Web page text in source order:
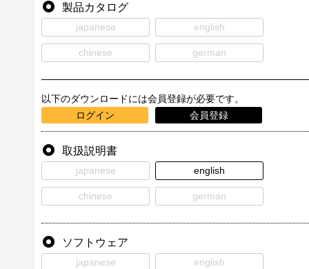
製品カタログ
japanese english
chinese german
以下のダウンロードには会員登録が必要です。
ログイン
会員登録
取扱説明書
japanese english
chinese german
ソフトウェア
japanese english